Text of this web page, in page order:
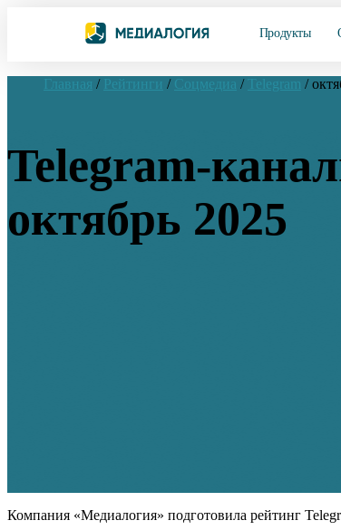
Продукты
Главная / Рейтинги / Соцмедиа / Telegram /
Telegram-
октябрь 2025
Компания «Медиалогия» подготовила рейтинг